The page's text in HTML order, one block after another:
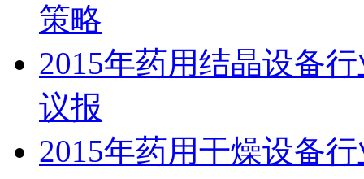
策略
2015年药用结晶设备
议报
2015年药用干燥设备